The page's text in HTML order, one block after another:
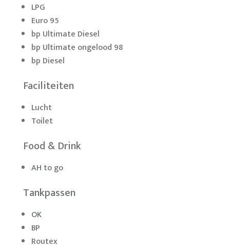
LPG
Euro 95
bp Ultimate Diesel
bp Ultimate ongelood 98
bp Diesel
Faciliteiten
Lucht
Toilet
Food & Drink
AH to go
Tankpassen
OK
BP
Routex